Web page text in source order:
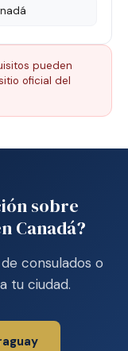
pueden
oficial del
sobre
Canadá?
consulados o
tu ciudad.